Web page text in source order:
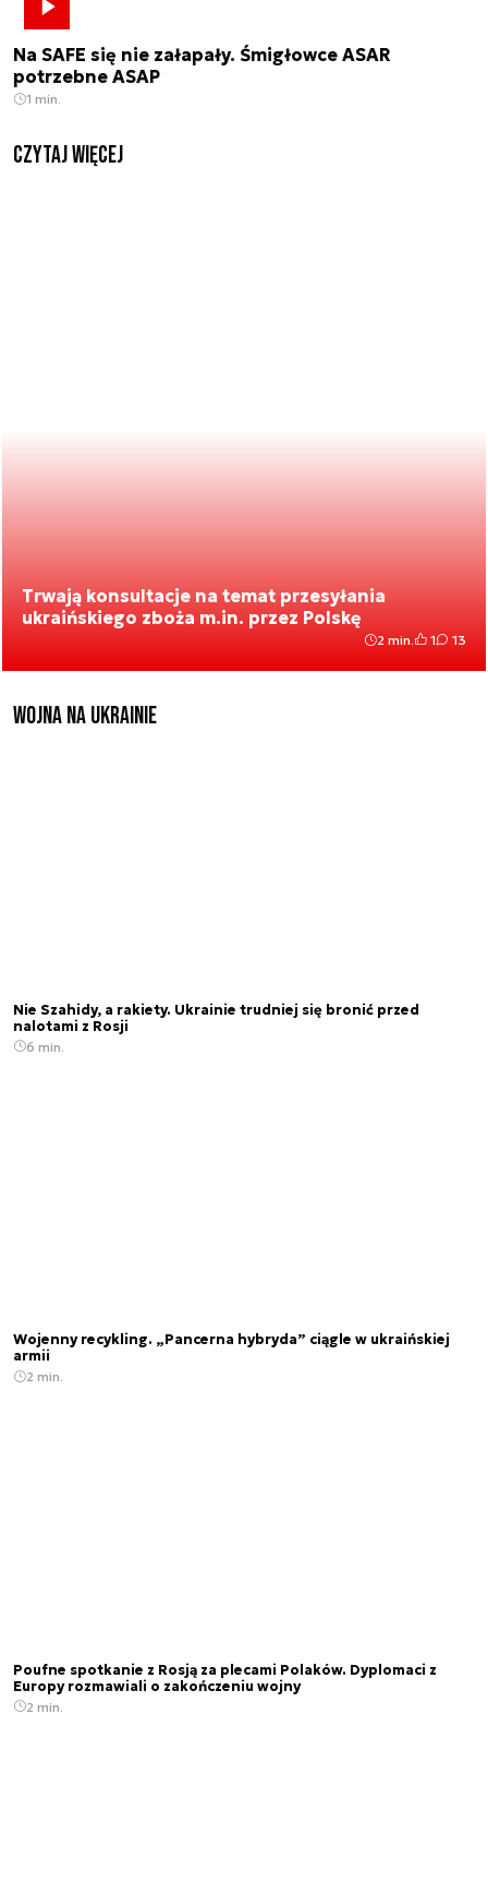
Na SAFE się nie załapały. Śmigłowce ASAR
potrzebne ASAP
1 min.
czytaj więcej
Trwają konsultacje na temat przesyłania
ukraińskiego zboża m.in. przez Polskę
2 min. 1 13
Wojna na Ukrainie
Nie Szahidy, a rakiety. Ukrainie trudniej się bronić przed
nalotami z Rosji
6 min.
Wojenny recykling. „Pancerna hybryda” ciągle w ukraińskiej
armii
2 min.
Poufne spotkanie z Rosją za plecami Polaków. Dyplomaci z
Europy rozmawiali o zakończeniu wojny
2 min.